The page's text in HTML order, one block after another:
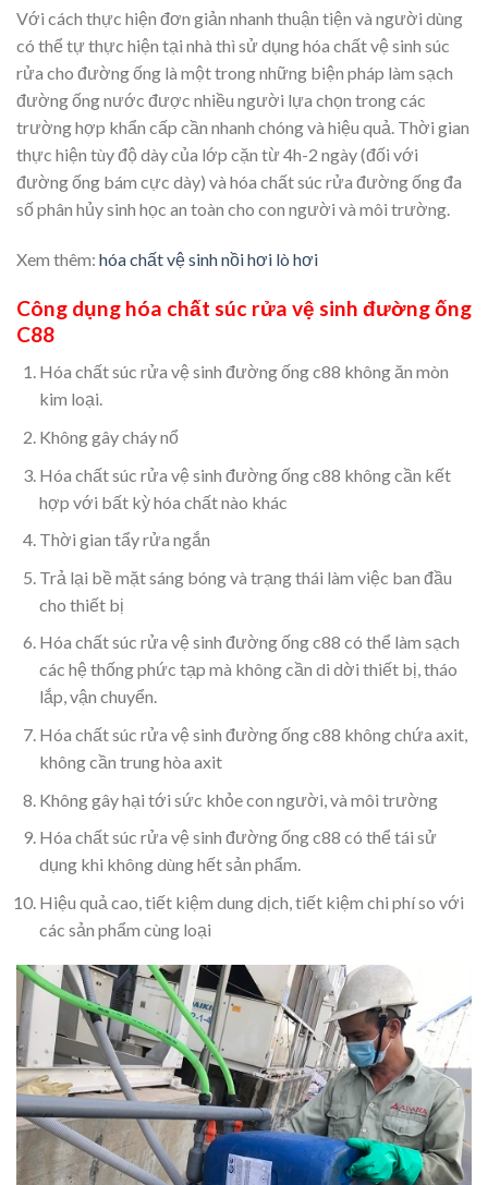
Với cách thực hiện đơn giản nhanh thuận tiện và người dùng
có thể tự thực hiện tại nhà thì sử dụng hóa chất vệ sinh súc
rửa cho đường ống là một trong những biện pháp làm sạch
đường ống nước được nhiều người lựa chọn trong các
trường hợp khẩn cấp cần nhanh chóng và hiệu quả. Thời gian
thực hiện tùy độ dày của lớp cặn từ 4h-2 ngày (đối với
đường ống bám cực dày) và hóa chất súc rửa đường ống đa
số phân hủy sinh học an toàn cho con người và môi trường.
Xem thêm: hóa chất vệ sinh nồi hơi lò hơi
Công dụng hóa chất súc rửa vệ sinh đường ống
C88
Hóa chất súc rửa vệ sinh đường ống c88 không ăn mòn
kim loại.
Không gây cháy nổ
Hóa chất súc rửa vệ sinh đường ống c88 không cần kết
hợp với bất kỳ hóa chất nào khác
Thời gian tẩy rửa ngắn
Trả lại bề mặt sáng bóng và trạng thái làm việc ban đầu
cho thiết bị
Hóa chất súc rửa vệ sinh đường ống c88 có thể làm sạch
các hệ thống phức tạp mà không cần di dời thiết bị, tháo
lắp, vận chuyển.
Hóa chất súc rửa vệ sinh đường ống c88 không chứa axit,
không cần trung hòa axit
Không gây hại tới sức khỏe con người, và môi trường
Hóa chất súc rửa vệ sinh đường ống c88 có thể tái sử
dụng khi không dùng hết sản phẩm.
Hiệu quả cao, tiết kiệm dung dịch, tiết kiệm chi phí so với
các sản phẩm cùng loại